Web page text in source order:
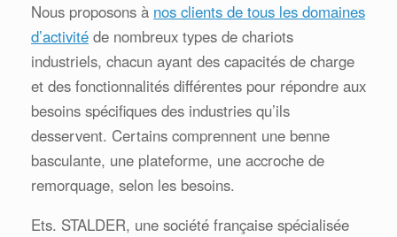
Nous proposons à nos clients de tous les domaines
d’activité de nombreux types de chariots
industriels, chacun ayant des capacités de charge
et des fonctionnalités différentes pour répondre aux
besoins spécifiques des industries qu’ils
desservent. Certains comprennent une benne
basculante, une plateforme, une accroche de
remorquage, selon les besoins.
Ets. STALDER, une société française spécialisée